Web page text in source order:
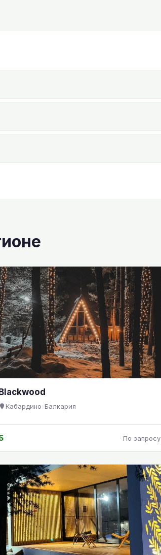
Blackwood
Кабардино-Балкария
По запросу